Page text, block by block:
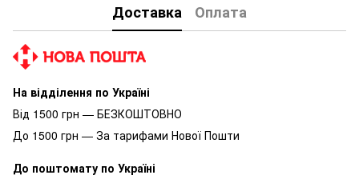
Доставка Оплата
На відділення по Україні
Від 1500 грн — БЕЗКОШТОВНО
До 1500 грн — За тарифами Нової Пошти
До поштомату по Україні